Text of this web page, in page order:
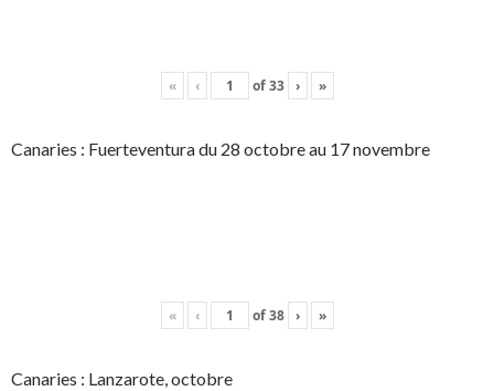
« ‹ of33 › »
Canaries : Fuerteventura du 28 octobre au 17 novembre
« ‹ of38 › »
Canaries : Lanzarote, octobre